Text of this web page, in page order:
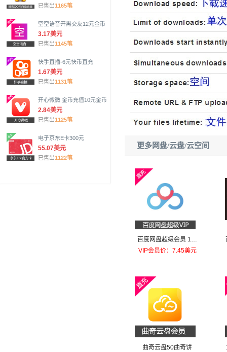
已售出1165笔
空空语音开黑交友12元金币
3.17美元
已售出1145笔
快手直播-6元快币直充
1.67美元
已售出1131笔
开心微微 金币充值10元金币
2.84美元
已售出1125笔
电子京东E卡300元
55.07美元
已售出1122笔
更多网盘/云盘/云空间
百度网盘超级会员 1个
月官方在线直充
VIP会员价：7.45美元
曲奇云盘50曲奇饼